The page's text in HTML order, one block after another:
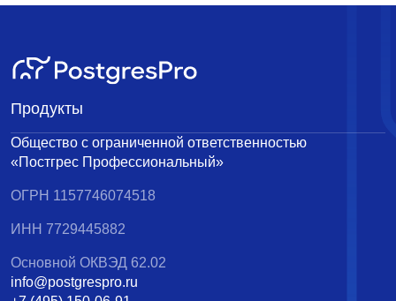
Общество с ограниченной ответственностью
«Постгрес Профессиональный»
ОГРН 1157746074518
ИНН 7729445882
Основной ОКВЭД 62.02
info@postgrespro.ru
Продукты